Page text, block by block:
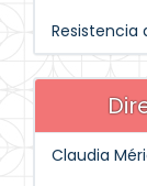
Resistencia
Claudia